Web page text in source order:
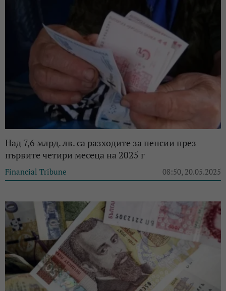
Над 7,6 млрд. лв. са разходите за пенсии през
първите четири месеца на 2025 г
Financial Tribune 08:50, 20.05.2025